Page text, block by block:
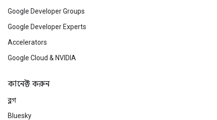
Google Developer Groups
Google Developer Experts
Accelerators
Google Cloud & NVIDIA
কানেক্ট করুন
ব্লগ
Bluesky